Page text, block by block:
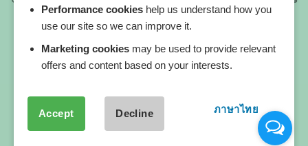
a registered trademark of Adbrandture Co., Ltd.
Our website services, content, and products are for
informational purposes only. Healthplatz does not
provide medical advice, diagnosis, or treatment.
Performance cookies help us understand how you
use our site so we can improve it.
Marketing cookies may be used to provide relevant
offers and content based on your interests.
Accept Decline ภาษาไทย